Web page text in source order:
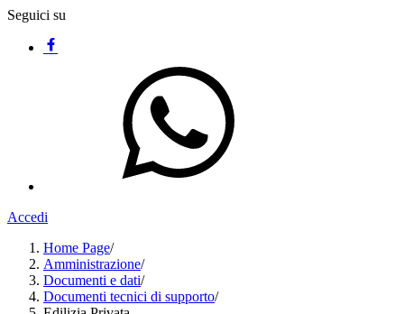
Seguici su
Accedi
Home Page/
Amministrazione/
Documenti e dati/
Documenti tecnici di supporto/